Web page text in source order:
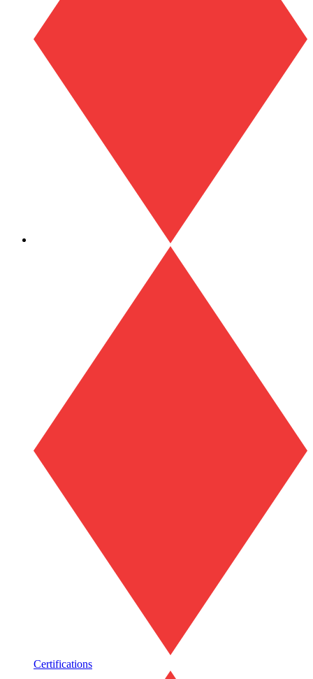
Certifications